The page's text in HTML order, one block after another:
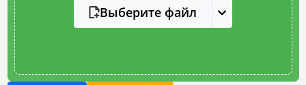
Выберите файл